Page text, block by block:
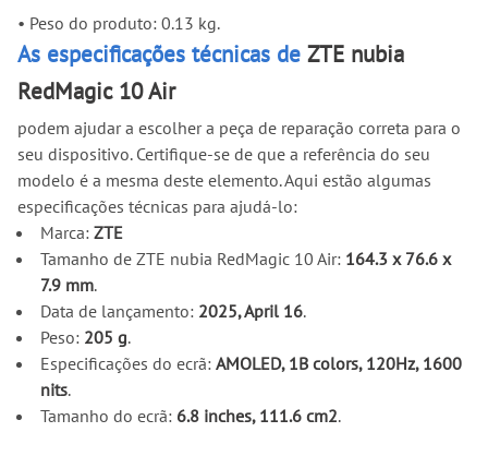
• Peso do produto: 0.13 kg.
As especificações técnicas de ZTE nubia
RedMagic 10 Air
podem ajudar a escolher a peça de reparação correta para o
seu dispositivo. Certifique-se de que a referência do seu
modelo é a mesma deste elemento. Aqui estão algumas
especificações técnicas para ajudá-lo:
Marca: ZTE
Tamanho de ZTE nubia RedMagic 10 Air: 164.3 x 76.6 x
7.9 mm.
Data de lançamento: 2025, April 16.
Peso: 205 g.
Especificações do ecrã: AMOLED, 1B colors, 120Hz, 1600
nits.
Tamanho do ecrã: 6.8 inches, 111.6 cm2.